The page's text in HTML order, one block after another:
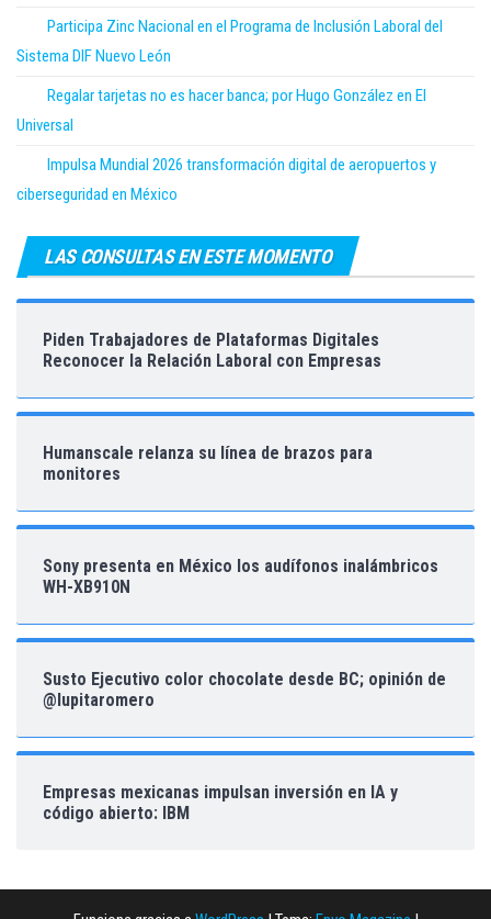
Participa Zinc Nacional en el Programa de Inclusión Laboral del
Sistema DIF Nuevo León
Regalar tarjetas no es hacer banca; por Hugo González en El
Universal
Impulsa Mundial 2026 transformación digital de aeropuertos y
ciberseguridad en México
LAS CONSULTAS EN ESTE MOMENTO
Piden Trabajadores de Plataformas Digitales
Reconocer la Relación Laboral con Empresas
Humanscale relanza su línea de brazos para
monitores
Sony presenta en México los audífonos inalámbricos
WH-XB910N
Susto Ejecutivo color chocolate desde BC; opinión de
@lupitaromero
Empresas mexicanas impulsan inversión en IA y
código abierto: IBM